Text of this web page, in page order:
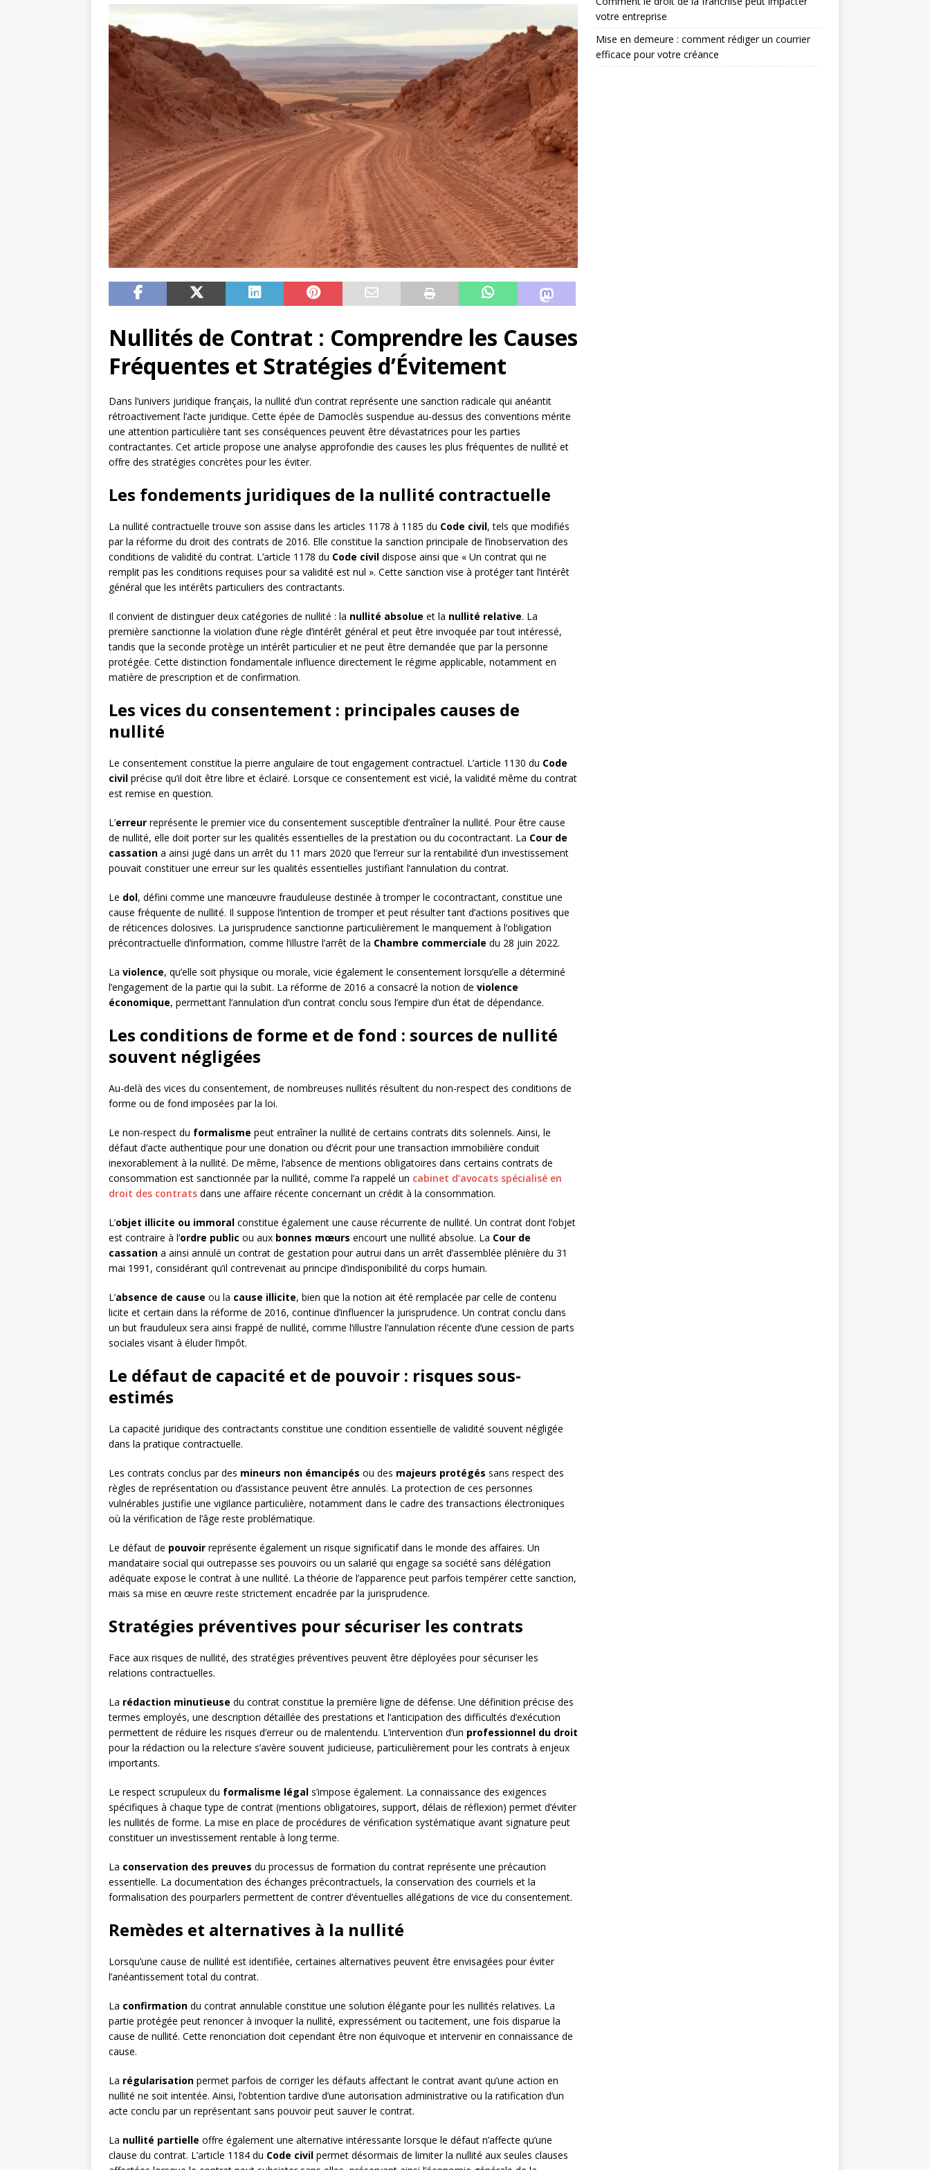
DROIT
Nullités de Contrat : Comprendre les Causes
Fréquentes et Stratégies d’Évitement
Dans l’univers juridique français, la nullité d’un contrat représente une sanction radicale qui anéantit
rétroactivement l’acte juridique. Cette épée de Damoclès suspendue au-dessus des conventions mérite
une attention particulière tant ses conséquences peuvent être dévastatrices pour les parties
contractantes. Cet article propose une analyse approfondie des causes les plus fréquentes de nullité et
offre des stratégies concrètes pour les éviter.
Les fondements juridiques de la nullité contractuelle
La nullité contractuelle trouve son assise dans les articles 1178 à 1185 du Code civil, tels que modifiés
par la réforme du droit des contrats de 2016. Elle constitue la sanction principale de l’inobservation des
conditions de validité du contrat. L’article 1178 du Code civil dispose ainsi que « Un contrat qui ne
remplit pas les conditions requises pour sa validité est nul ». Cette sanction vise à protéger tant l’intérêt
général que les intérêts particuliers des contractants.
Il convient de distinguer deux catégories de nullité : la nullité absolue et la nullité relative. La
première sanctionne la violation d’une règle d’intérêt général et peut être invoquée par tout intéressé,
tandis que la seconde protège un intérêt particulier et ne peut être demandée que par la personne
protégée. Cette distinction fondamentale influence directement le régime applicable, notamment en
matière de prescription et de confirmation.
Les vices du consentement : principales causes de
nullité
Le consentement constitue la pierre angulaire de tout engagement contractuel. L’article 1130 du Code
civil précise qu’il doit être libre et éclairé. Lorsque ce consentement est vicié, la validité même du contrat
est remise en question.
L’erreur représente le premier vice du consentement susceptible d’entraîner la nullité. Pour être cause
de nullité, elle doit porter sur les qualités essentielles de la prestation ou du cocontractant. La Cour de
cassation a ainsi jugé dans un arrêt du 11 mars 2020 que l’erreur sur la rentabilité d’un investissement
pouvait constituer une erreur sur les qualités essentielles justifiant l’annulation du contrat.
Le dol, défini comme une manœuvre frauduleuse destinée à tromper le cocontractant, constitue une
cause fréquente de nullité. Il suppose l’intention de tromper et peut résulter tant d’actions positives que
de réticences dolosives. La jurisprudence sanctionne particulièrement le manquement à l’obligation
précontractuelle d’information, comme l’illustre l’arrêt de la Chambre commerciale du 28 juin 2022.
La violence, qu’elle soit physique ou morale, vicie également le consentement lorsqu’elle a déterminé
l’engagement de la partie qui la subit. La réforme de 2016 a consacré la notion de violence
économique, permettant l’annulation d’un contrat conclu sous l’empire d’un état de dépendance.
Les conditions de forme et de fond : sources de nullité
souvent négligées
Au-delà des vices du consentement, de nombreuses nullités résultent du non-respect des conditions de
forme ou de fond imposées par la loi.
Le non-respect du formalisme peut entraîner la nullité de certains contrats dits solennels. Ainsi, le
défaut d’acte authentique pour une donation ou d’écrit pour une transaction immobilière conduit
inexorablement à la nullité. De même, l’absence de mentions obligatoires dans certains contrats de
consommation est sanctionnée par la nullité, comme l’a rappelé un cabinet d’avocats spécialisé en
droit des contrats dans une affaire récente concernant un crédit à la consommation.
L’objet illicite ou immoral constitue également une cause récurrente de nullité. Un contrat dont l’objet
est contraire à l’ordre public ou aux bonnes mœurs encourt une nullité absolue. La Cour de
cassation a ainsi annulé un contrat de gestation pour autrui dans un arrêt d’assemblée plénière du 31
mai 1991, considérant qu’il contrevenait au principe d’indisponibilité du corps humain.
L’absence de cause ou la cause illicite, bien que la notion ait été remplacée par celle de contenu
licite et certain dans la réforme de 2016, continue d’influencer la jurisprudence. Un contrat conclu dans
un but frauduleux sera ainsi frappé de nullité, comme l’illustre l’annulation récente d’une cession de parts
sociales visant à éluder l’impôt.
Le défaut de capacité et de pouvoir : risques sous-
estimés
La capacité juridique des contractants constitue une condition essentielle de validité souvent négligée
dans la pratique contractuelle.
Les contrats conclus par des mineurs non émancipés ou des majeurs protégés sans respect des
règles de représentation ou d’assistance peuvent être annulés. La protection de ces personnes
vulnérables justifie une vigilance particulière, notamment dans le cadre des transactions électroniques
où la vérification de l’âge reste problématique.
Le défaut de pouvoir représente également un risque significatif dans le monde des affaires. Un
mandataire social qui outrepasse ses pouvoirs ou un salarié qui engage sa société sans délégation
adéquate expose le contrat à une nullité. La théorie de l’apparence peut parfois tempérer cette sanction,
mais sa mise en œuvre reste strictement encadrée par la jurisprudence.
Stratégies préventives pour sécuriser les contrats
Face aux risques de nullité, des stratégies préventives peuvent être déployées pour sécuriser les
relations contractuelles.
La rédaction minutieuse du contrat constitue la première ligne de défense. Une définition précise des
termes employés, une description détaillée des prestations et l’anticipation des difficultés d’exécution
permettent de réduire les risques d’erreur ou de malentendu. L’intervention d’un professionnel du droit
pour la rédaction ou la relecture s’avère souvent judicieuse, particulièrement pour les contrats à enjeux
importants.
Le respect scrupuleux du formalisme légal s’impose également. La connaissance des exigences
spécifiques à chaque type de contrat (mentions obligatoires, support, délais de réflexion) permet d’éviter
les nullités de forme. La mise en place de procédures de vérification systématique avant signature peut
constituer un investissement rentable à long terme.
La conservation des preuves du processus de formation du contrat représente une précaution
essentielle. La documentation des échanges précontractuels, la conservation des courriels et la
formalisation des pourparlers permettent de contrer d’éventuelles allégations de vice du consentement.
Remèdes et alternatives à la nullité
Lorsqu’une cause de nullité est identifiée, certaines alternatives peuvent être envisagées pour éviter
l’anéantissement total du contrat.
La confirmation du contrat annulable constitue une solution élégante pour les nullités relatives. La
partie protégée peut renoncer à invoquer la nullité, expressément ou tacitement, une fois disparue la
cause de nullité. Cette renonciation doit cependant être non équivoque et intervenir en connaissance de
cause.
La régularisation permet parfois de corriger les défauts affectant le contrat avant qu’une action en
nullité ne soit intentée. Ainsi, l’obtention tardive d’une autorisation administrative ou la ratification d’un
acte conclu par un représentant sans pouvoir peut sauver le contrat.
La nullité partielle offre également une alternative intéressante lorsque le défaut n’affecte qu’une
clause du contrat. L’article 1184 du Code civil permet désormais de limiter la nullité aux seules clauses
votre entreprise
Mise en demeure : comment rédiger un courrier
efficace pour votre créance